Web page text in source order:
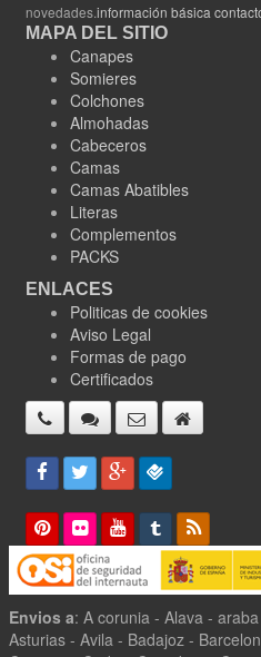
novedades.información básica
MAPA DEL SITIO
Canapes
Somieres
Colchones
Almohadas
Cabeceros
Camas
Camas Abatibles
Literas
Complementos
PACKS
ENLACES
Politicas de cookies
Aviso Legal
Formas de pago
Certificados
Envios a: A corunia - Alava -
Asturias - Avila - Badajoz -